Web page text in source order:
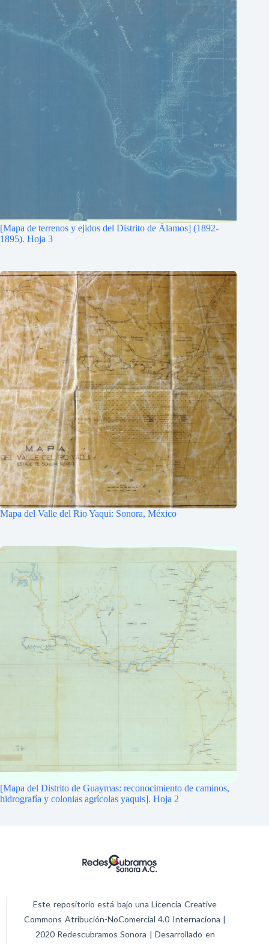
[Mapa de terrenos y ejidos del Distrito de Álamos] (1892-
1895). Hoja 3
Mapa del Valle del Rio Yaqui: Sonora, México
[Mapa del Distrito de Guaymas: reconocimiento de caminos,
hidrografía y colonias agrícolas yaquis]. Hoja 2
Este repositorio está bajo una Licencia Creative
Commons Atribución-NoComercial 4.0 Internaciona |
2020 Redescubramos Sonora | Desarrollado en